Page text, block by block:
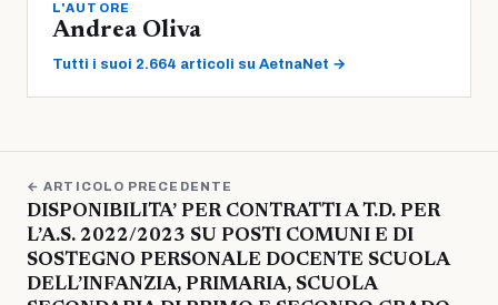
L'AUTORE
Andrea Oliva
Tutti i suoi 2.664 articoli su AetnaNet →
← ARTICOLO PRECEDENTE
DISPONIBILITA’ PER CONTRATTI A T.D. PER
L’A.S. 2022/2023 SU POSTI COMUNI E DI
SOSTEGNO PERSONALE DOCENTE SCUOLA
DELL’INFANZIA, PRIMARIA, SCUOLA